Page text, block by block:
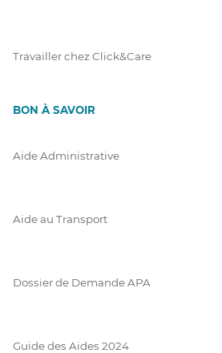
Travailler chez Click&Care
BON À SAVOIR
Aide Administrative
Aide au Transport
Dossier de Demande APA
Guide des Aides 2024